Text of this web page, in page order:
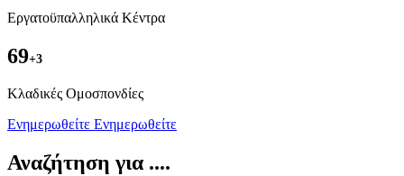
Εργατοϋπαλληλικά Κέντρα
69+3
Kλαδικές Ομοσπονδίες
Ενημερωθείτε Ενημερωθείτε
Αναζήτηση για ....